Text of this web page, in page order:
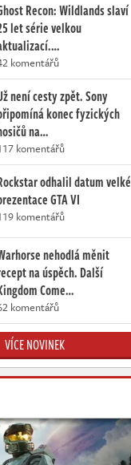
Recon: Wildlands slaví
let série velkou
komentářů
není cesty zpět. Sony
konec fyzických
na…
komentářů
odhalil datum velké
GTA VI
komentářů
nehodlá měnit
na úspěch. Další
Come…
komentářů
VÍCE NOVINEK